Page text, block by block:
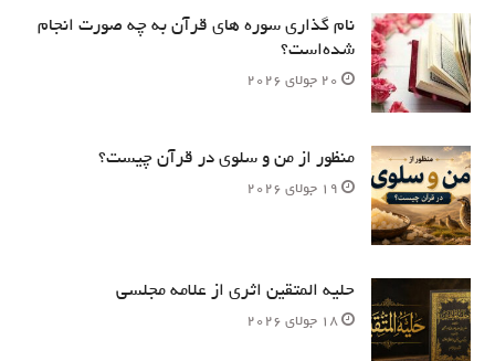
نام‌ گذاری سوره های قرآن به چه صورت انجام
شده‌است؟
20 جولای 2026
منظور از من و سلوی در قرآن چیست؟
19 جولای 2026
حلیه المتقین اثری از علامه مجلسی
18 جولای 2026